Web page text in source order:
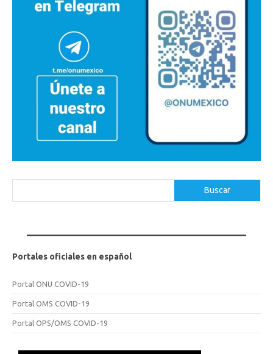
Buscar
Portales oficiales en español
Portal ONU COVID-19
Portal OMS COVID-19
Portal OPS/OMS COVID-19